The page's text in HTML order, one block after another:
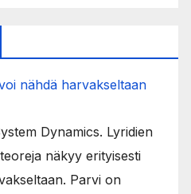
nähdä harvakseltaan
Dynamics. Lyridien
näkyy erityisesti
Parvi on